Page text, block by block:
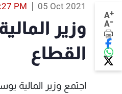
A+
A-
05 Oct 2021
PM
وزير
القطاع
اجتمع وزير المالية